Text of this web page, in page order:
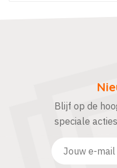
Blijf op de
speciale